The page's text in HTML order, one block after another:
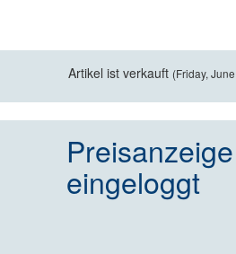
Artikel ist verkauft (Friday,
eingeloggt